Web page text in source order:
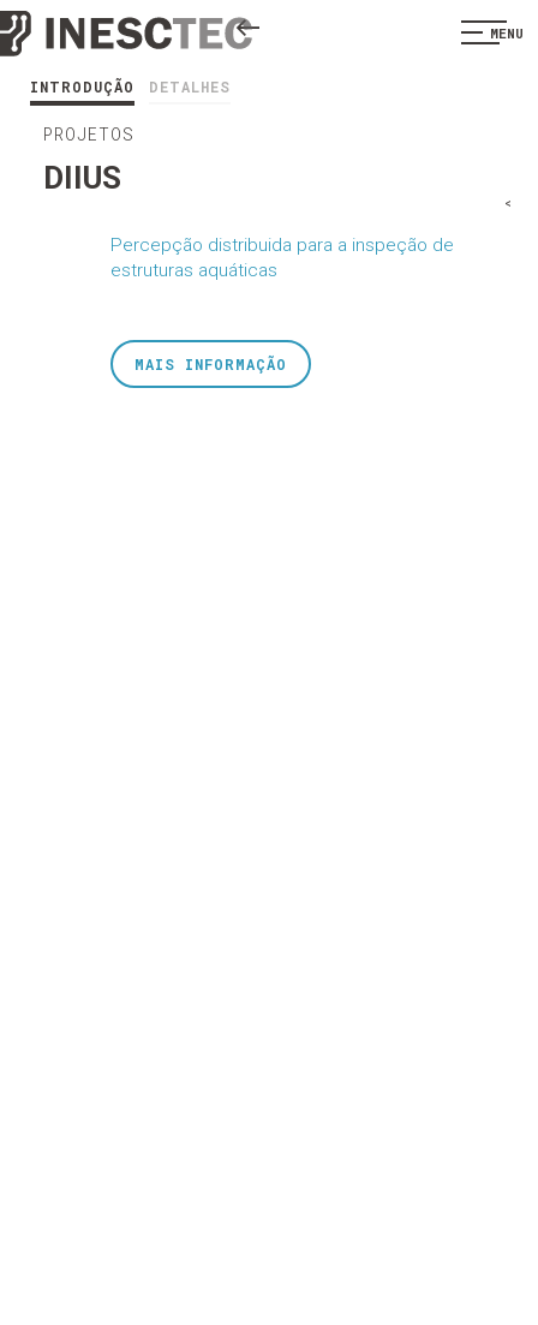
MENU
INTRODUÇÃO DETALHES
PROJETOS
DIIUS
Percepção distribuida para a inspeção de
estruturas aquáticas
<
MAIS INFORMAÇÃO